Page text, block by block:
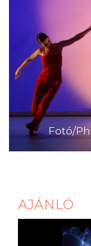
Fotó/
AJÁNLÓ